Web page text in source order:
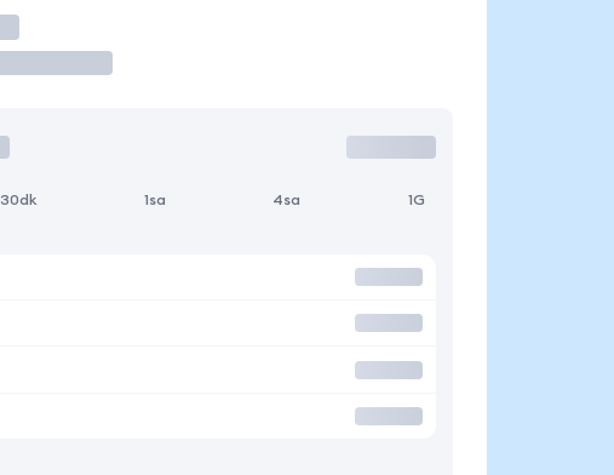
30dk 1sa 4sa 1G